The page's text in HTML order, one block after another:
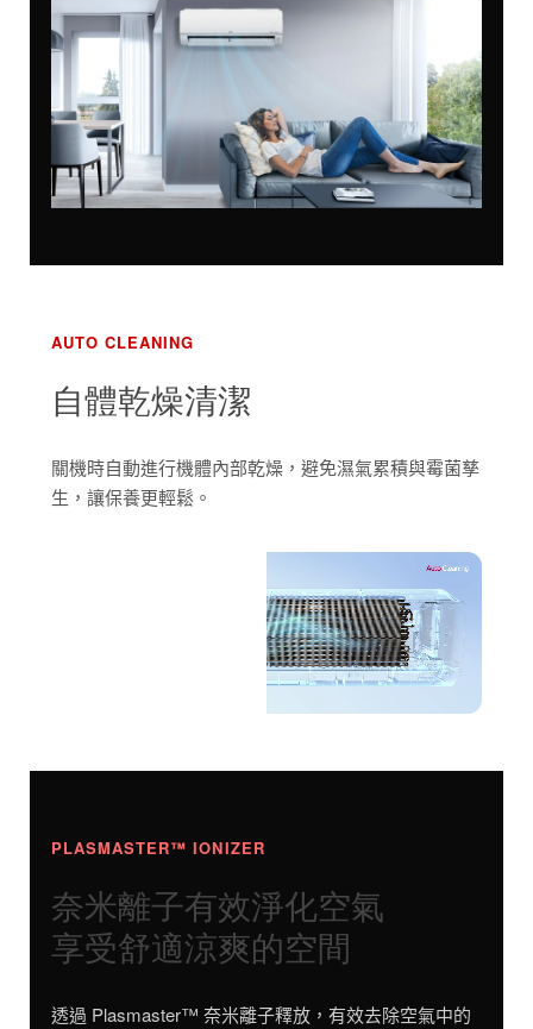
AUTO CLEANING
自體乾燥清潔
關機時自動進行機體內部乾燥，避免濕氣累積與霉菌孳
生，讓保養更輕鬆。
PLASMASTER™ IONIZER
奈米離子有效淨化空氣
享受舒適涼爽的空間
透過 Plasmaster™ 奈米離子釋放，有效去除空氣中的